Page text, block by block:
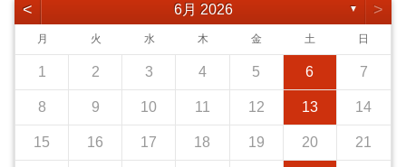
< 6月 2026 ▼ >
月 火 水 木 金 土 日
1 2 3 4 5 6 7
8 9 10 11 12 13 14
15 16 17 18 19 20 21